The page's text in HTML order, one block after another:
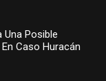
Posible
Caso Huracán